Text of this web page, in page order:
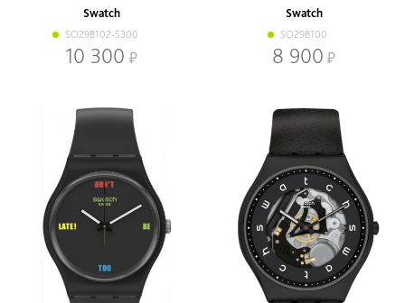
Swatch
SO29B102-5300
10 300
Swatch
SO29B100
8 900